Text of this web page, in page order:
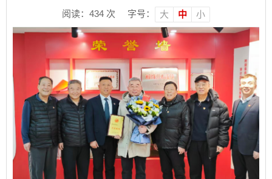
阅读： 434 次 字号： 大 中 小